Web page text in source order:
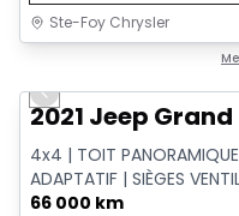
Ste-Foy Chrysler
Previous slide
2021 Jeep
4x4 | TOIT
ADAPTATIF | SIÈGES
66 000 km